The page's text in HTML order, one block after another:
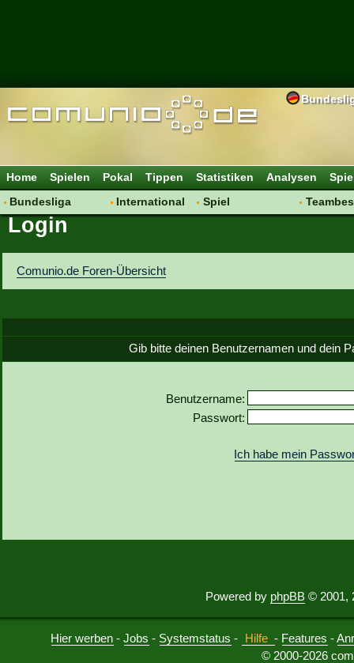
Home Spielen Pokal Tippen Statistiken Analysen
Bundesliga
Hot News
Spielanalyse
Vereinsdiskussion
International
Spiel
Login
Comunio.de Foren-Übersicht
Gib bitte deinen Benutzernamen und dein
Benutzername:
Passwort:
Ich habe mein
Powered by phpBB © 2001,
Hier werben -Jobs - Systemstatus - Hilfe - Features -
© 2000-2026